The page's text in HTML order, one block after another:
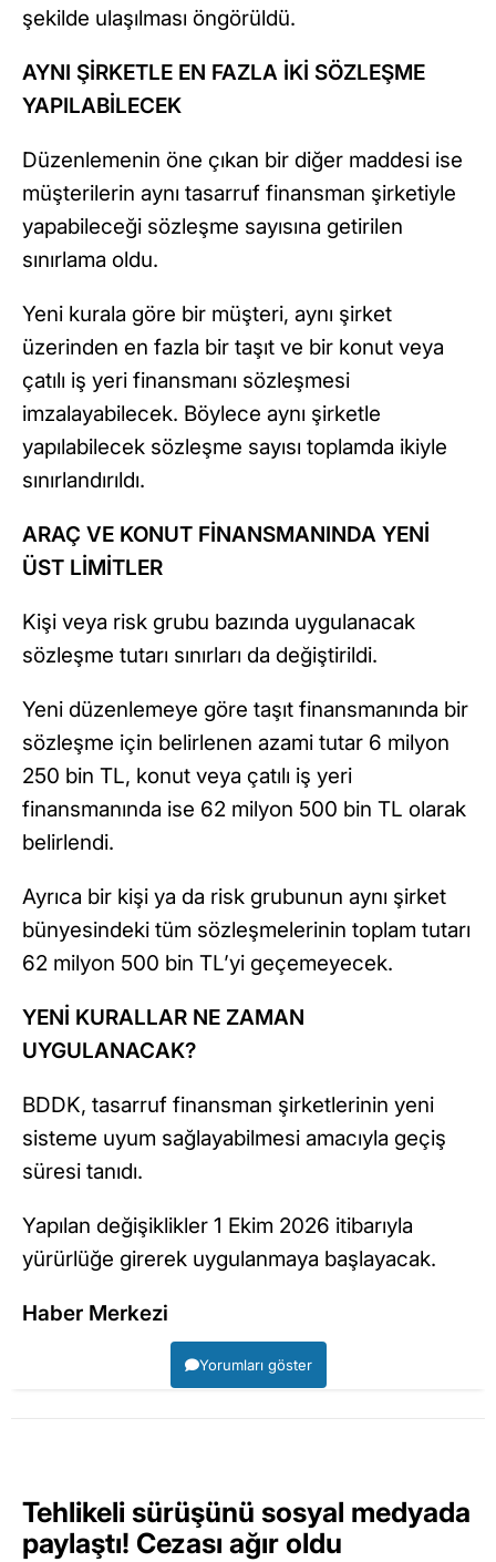
şekilde ulaşılması öngörüldü.
AYNI ŞİRKETLE EN FAZLA İKİ SÖZLEŞME
YAPILABİLECEK
Düzenlemenin öne çıkan bir diğer maddesi ise
müşterilerin aynı tasarruf finansman şirketiyle
yapabileceği sözleşme sayısına getirilen
sınırlama oldu.
Yeni kurala göre bir müşteri, aynı şirket
üzerinden en fazla bir taşıt ve bir konut veya
çatılı iş yeri finansmanı sözleşmesi
imzalayabilecek. Böylece aynı şirketle
yapılabilecek sözleşme sayısı toplamda ikiyle
sınırlandırıldı.
ARAÇ VE KONUT FİNANSMANINDA YENİ
ÜST LİMİTLER
Kişi veya risk grubu bazında uygulanacak
sözleşme tutarı sınırları da değiştirildi.
Yeni düzenlemeye göre taşıt finansmanında bir
sözleşme için belirlenen azami tutar 6 milyon
250 bin TL, konut veya çatılı iş yeri
finansmanında ise 62 milyon 500 bin TL olarak
belirlendi.
Ayrıca bir kişi ya da risk grubunun aynı şirket
bünyesindeki tüm sözleşmelerinin toplam tutarı
62 milyon 500 bin TL’yi geçemeyecek.
YENİ KURALLAR NE ZAMAN
UYGULANACAK?
BDDK, tasarruf finansman şirketlerinin yeni
sisteme uyum sağlayabilmesi amacıyla geçiş
süresi tanıdı.
Yapılan değişiklikler 1 Ekim 2026 itibarıyla
yürürlüğe girerek uygulanmaya başlayacak.
Haber Merkezi
Yorumları göster
Tehlikeli sürüşünü sosyal medyada
paylaştı! Cezası ağır oldu